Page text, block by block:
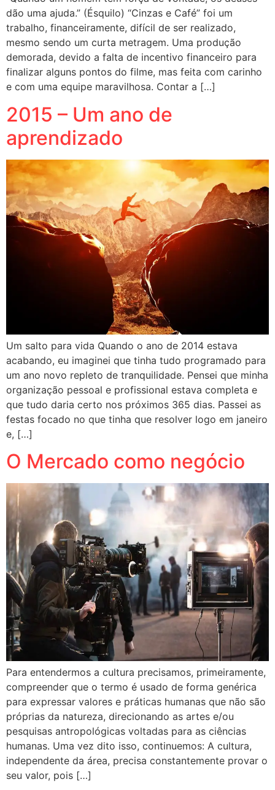
dão uma ajuda.” (Ésquilo) “Cinzas e Café” foi um
trabalho, financeiramente, difícil de ser realizado,
mesmo sendo um curta metragem. Uma produção
demorada, devido a falta de incentivo financeiro para
finalizar alguns pontos do filme, mas feita com carinho
e com uma equipe maravilhosa. Contar a […]
2015 – Um ano de
aprendizado
Um salto para vida Quando o ano de 2014 estava
acabando, eu imaginei que tinha tudo programado para
um ano novo repleto de tranquilidade. Pensei que minha
organização pessoal e profissional estava completa e
que tudo daria certo nos próximos 365 dias. Passei as
festas focado no que tinha que resolver logo em janeiro
e, […]
O Mercado como negócio
Para entendermos a cultura precisamos, primeiramente,
compreender que o termo é usado de forma genérica
para expressar valores e práticas humanas que não são
próprias da natureza, direcionando as artes e/ou
pesquisas antropológicas voltadas para as ciências
humanas. Uma vez dito isso, continuemos: A cultura,
independente da área, precisa constantemente provar o
seu valor, pois […]